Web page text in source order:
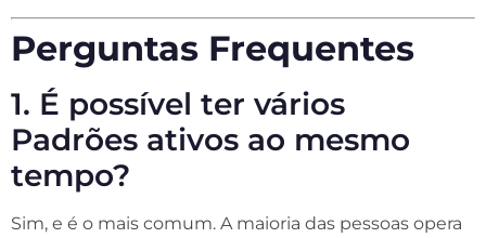
Perguntas Frequentes
1. É possível ter vários
Padrões ativos ao mesmo
tempo?
Sim, e é o mais comum. A maioria das pessoas opera